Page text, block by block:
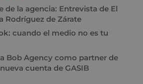
de la agencia: Entrevista de El
Rodríguez de Zárate
cuando el medio no es tu
Bob Agency como partner de
cuenta de GASIB